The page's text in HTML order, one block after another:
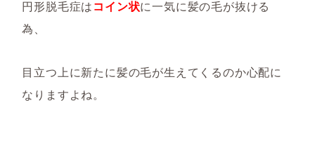
円形脱毛症はコイン状に一気に髪の毛が抜ける
為、
目立つ上に新たに髪の毛が生えてくるのか心配に
なりますよね。